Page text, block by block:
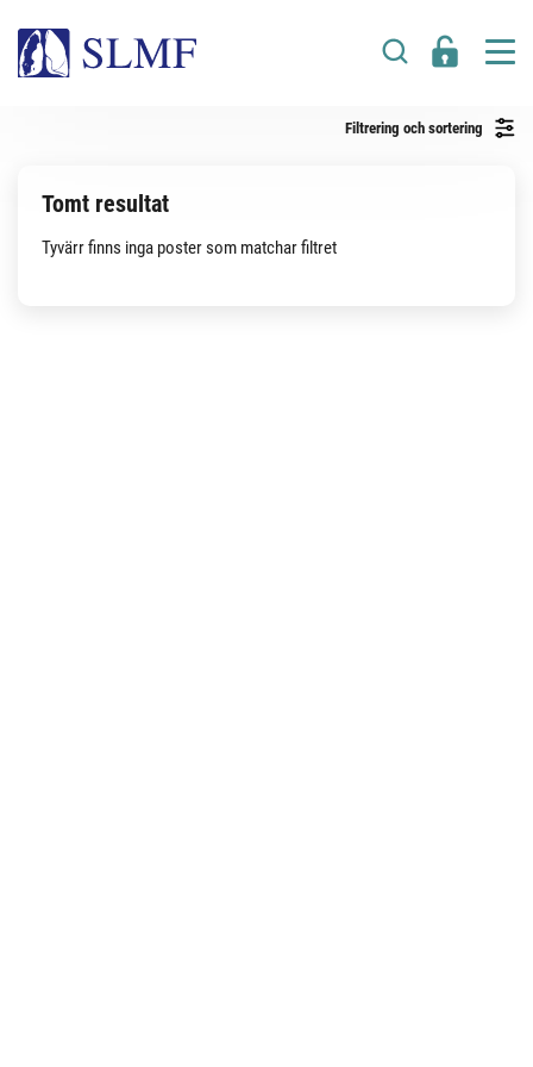
Filtrering och sortering
Tomt resultat
Tyvärr finns inga poster som matchar filtret